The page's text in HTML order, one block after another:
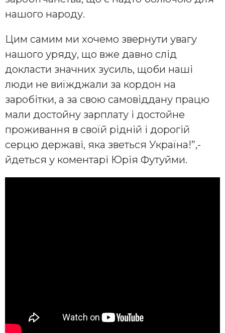
нашого народу.
Цим самим ми хочемо звернути увагу
нашого уряду, що вже давно слід
докласти значних зусиль, щоби наші
люди не виїжджали за кордон на
заробітки, а за свою самовіддану працю
мали достойну зарплату і достойне
проживання в своїй рідній і дорогій
серцю державі, яка зветься Україна!”,-
йдеться у коментарі Юрія Футуйми.